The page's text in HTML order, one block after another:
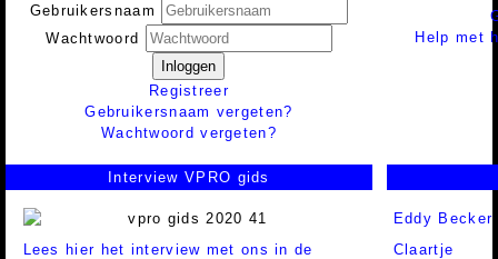
Gebruikersnaam
Wachtwoord
Inloggen
Registreer
Gebruikersnaam vergeten?
Wachtwoord vergeten?
Help met
Interview VPRO gids
Lees hier het interview met ons in de
Eddy Becker
Claartje